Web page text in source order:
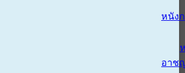
หนัง
อาช